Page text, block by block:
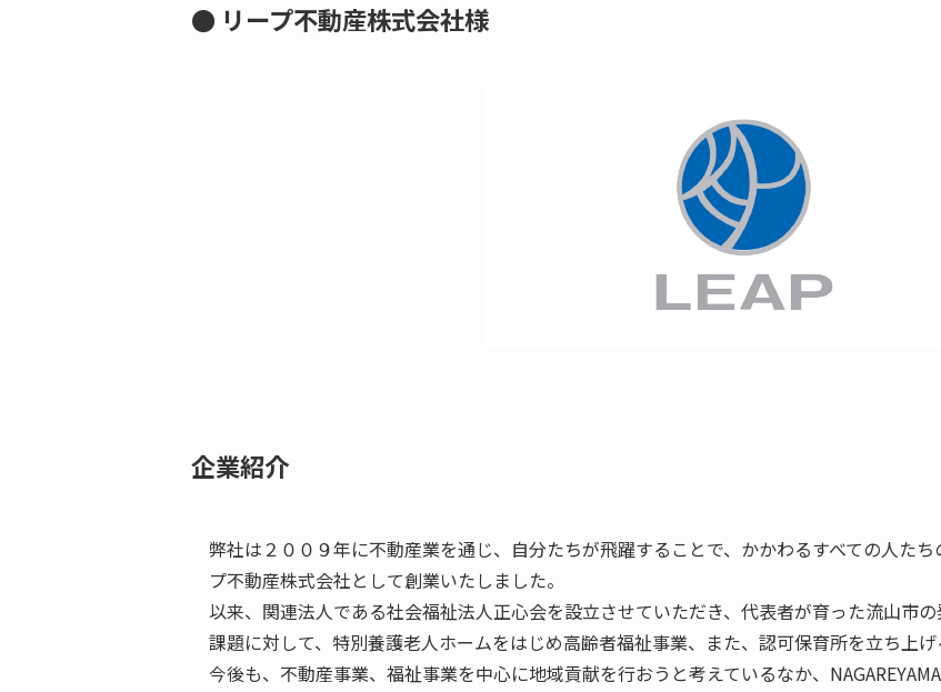
● リープ不動産株式会社様
企業紹介
弊社は２００９年に不動産業を通じ、自分たちが飛躍することで、かかわるすべての人た
プ不動産株式会社として創業いたしました。
以来、関連法人である社会福祉法人正心会を設立させていただき、代表者が育った流山市
課題に対して、特別養護老人ホームをはじめ高齢者福祉事業、また、認可保育所を立ち上げ
今後も、不動産事業、福祉事業を中心に地域貢献を行おうと考えているなか、